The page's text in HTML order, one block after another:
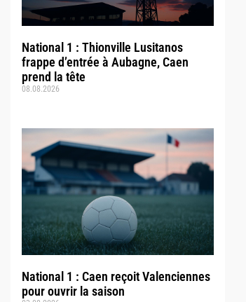
National 1 : Thionville Lusitanos
frappe d’entrée à Aubagne, Caen
prend la tête
08.08.2026
National 1 : Caen reçoit Valenciennes
pour ouvrir la saison